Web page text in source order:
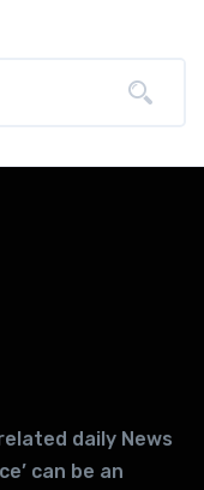
daily News
can be an